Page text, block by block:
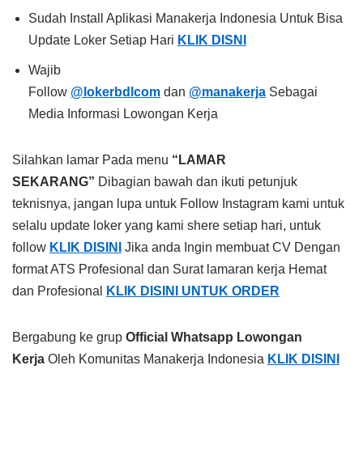
Sudah Install Aplikasi Manakerja Indonesia Untuk Bisa
Update Loker Setiap Hari KLIK DISNI
Wajib
Follow @lokerbdlcom dan @manakerja Sebagai
Media Informasi Lowongan Kerja
Silahkan lamar Pada menu “LAMAR
SEKARANG” Dibagian bawah dan ikuti petunjuk
teknisnya, jangan lupa untuk Follow Instagram kami untuk
selalu update loker yang kami shere setiap hari, untuk
follow KLIK DISINI
Jika anda Ingin membuat CV Dengan
format ATS Profesional dan Surat lamaran kerja Hemat
dan Profesional
KLIK DISINI UNTUK ORDER
Bergabung ke grup Official Whatsapp Lowongan
Kerja Oleh Komunitas Manakerja Indonesia KLIK DISINI